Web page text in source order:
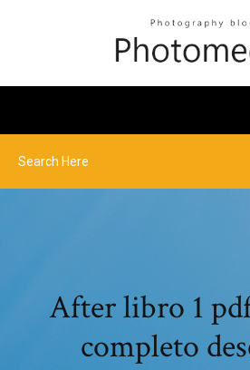
After libro 1
completo